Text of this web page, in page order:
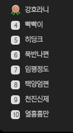
강호라니
4 빡빡이
5 히딩크
6 묵반나편
7 임평정도
8 택양엄편
9 천진신제
10 열훔훔만